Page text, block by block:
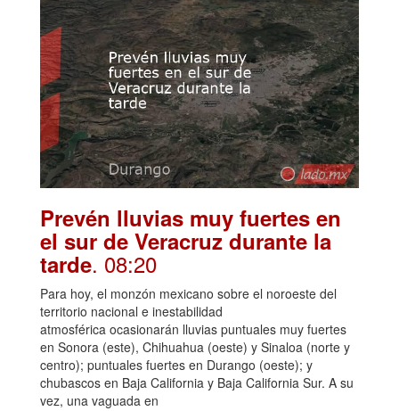
Prevén lluvias muy fuertes en
el sur de Veracruz durante la
tarde. 08:20
Para hoy, el monzón mexicano sobre el noroeste del
territorio nacional e inestabilidad
atmosférica ocasionarán lluvias puntuales muy fuertes
en Sonora (este), Chihuahua (oeste) y Sinaloa (norte y
centro); puntuales fuertes en Durango (oeste); y
chubascos en Baja California y Baja California Sur. A su
vez, una vaguada en